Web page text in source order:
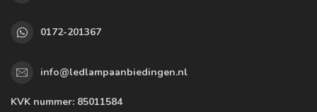
0172-201367
info@ledlampaanbiedingen.nl
KVK nummer: 85011584